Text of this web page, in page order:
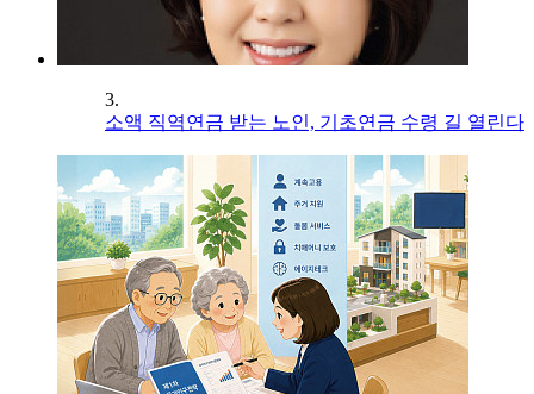
3.
소액 직역연금 받는 노인, 기초연금 수령 길 열린다